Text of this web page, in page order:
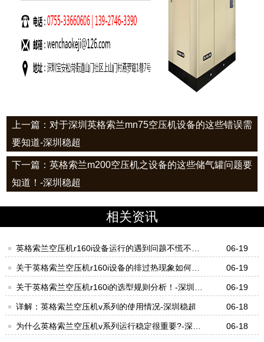
上一篇：对于深圳英格索兰mn75空压机设备的这些错误需
要知道-深圳稳超
下一篇：​英格索兰m200空压机之设备的这些储气罐问题要
知道！-深圳稳超
相关资讯
英格索兰空压机r160i设备运行的遇到问题不慌不忙
才对！-深圳稳超
06-19
关于英格索兰空压机r160i设备的排过热现象如何处
理好？-深圳稳超
06-19
关于英格索兰空压机r160i的选型规则分析！-深圳稳
超
06-19
详解：英格索兰空压机v系列的使用情况-深圳稳超 06-18
为什么英格索兰空压机v系列运行稳定很重要?-深圳
06-18